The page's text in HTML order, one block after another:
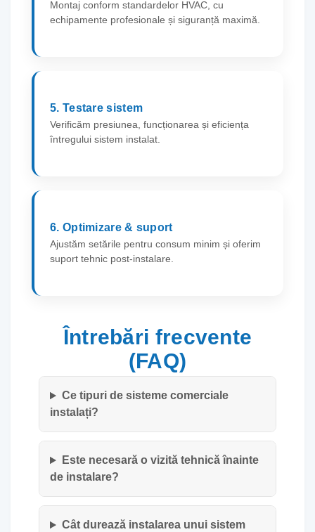
Montaj conform standardelor HVAC, cu
echipamente profesionale și siguranță maximă.
5. Testare sistem
Verificăm presiunea, funcționarea și eficiența
întregului sistem instalat.
6. Optimizare & suport
Ajustăm setările pentru consum minim și oferim
suport tehnic post-instalare.
Întrebări frecvente
(FAQ)
Ce tipuri de sisteme comerciale
instalați?
Este necesară o vizită tehnică înainte
de instalare?
Cât durează instalarea unui sistem